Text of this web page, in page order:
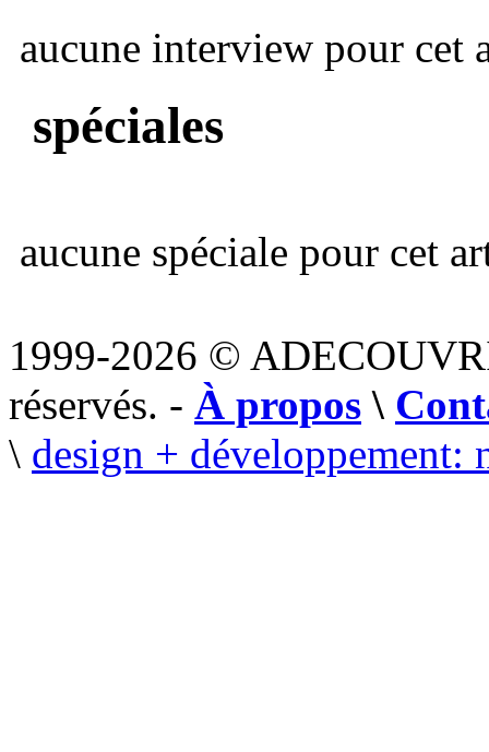
aucune interview pour cet
spéciales
aucune spéciale pour cet
1999-2026 ©
réservés. - À propos \
\ design + développement: